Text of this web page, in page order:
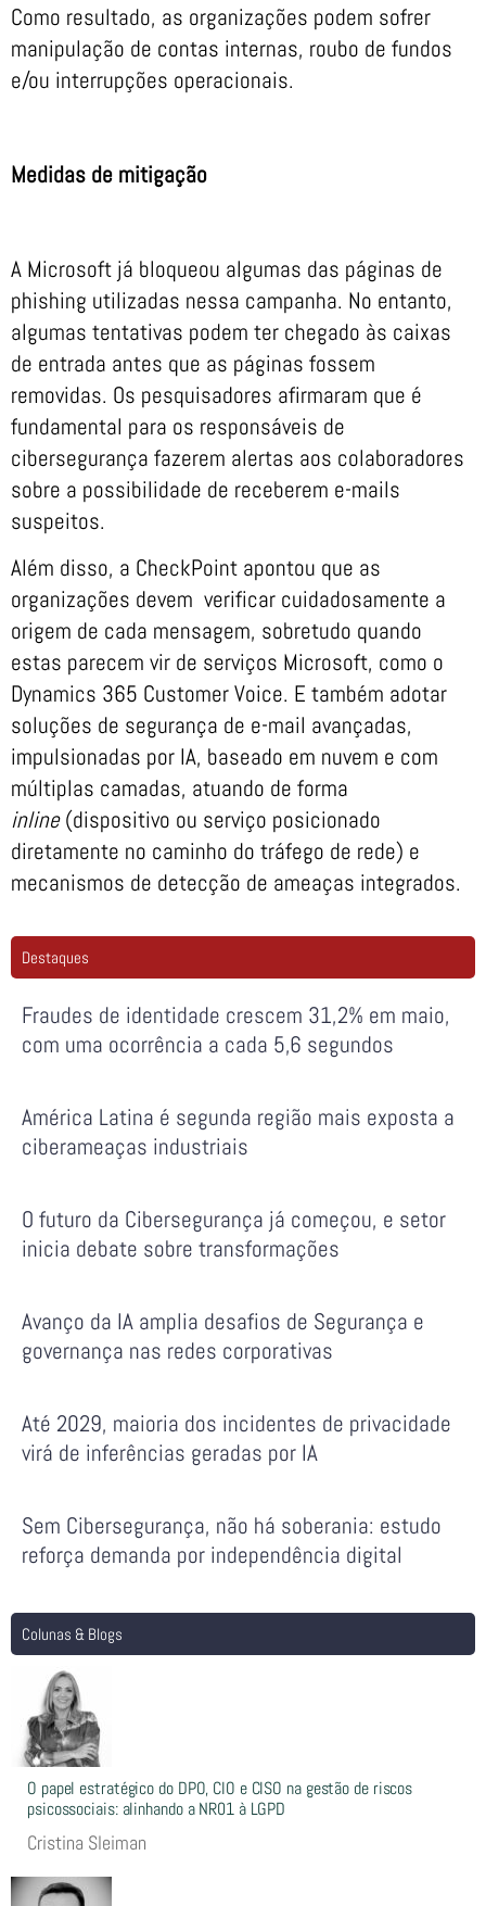
Como resultado, as organizações podem sofrer
manipulação de contas internas, roubo de fundos
e/ou interrupções operacionais.
Medidas de mitigação
A Microsoft já bloqueou algumas das páginas de
phishing utilizadas nessa campanha. No entanto,
algumas tentativas podem ter chegado às caixas
de entrada antes que as páginas fossem
removidas. Os pesquisadores afirmaram que é
fundamental para os responsáveis de
cibersegurança fazerem alertas aos colaboradores
sobre a possibilidade de receberem e-mails
suspeitos.
Além disso, a CheckPoint apontou que as
organizações devem verificar cuidadosamente a
origem de cada mensagem, sobretudo quando
estas parecem vir de serviços Microsoft, como o
Dynamics 365 Customer Voice. E também adotar
soluções de segurança de e-mail avançadas,
impulsionadas por IA, baseado em nuvem e com
múltiplas camadas, atuando de forma
inline(dispositivo ou serviço posicionado
diretamente no caminho do tráfego de rede) e
mecanismos de detecção de ameaças integrados.
Destaques
Fraudes de identidade crescem 31,2% em maio,
com uma ocorrência a cada 5,6 segundos
América Latina é segunda região mais exposta a
ciberameaças industriais
O futuro da Cibersegurança já começou, e setor
inicia debate sobre transformações
Avanço da IA amplia desafios de Segurança e
governança nas redes corporativas
Até 2029, maioria dos incidentes de privacidade
virá de inferências geradas por IA
Sem Cibersegurança, não há soberania: estudo
reforça demanda por independência digital
Colunas & Blogs
O papel estratégico do DPO, CIO e CISO na gestão de riscos
psicossociais: alinhando a NR01 à LGPD
Cristina Sleiman